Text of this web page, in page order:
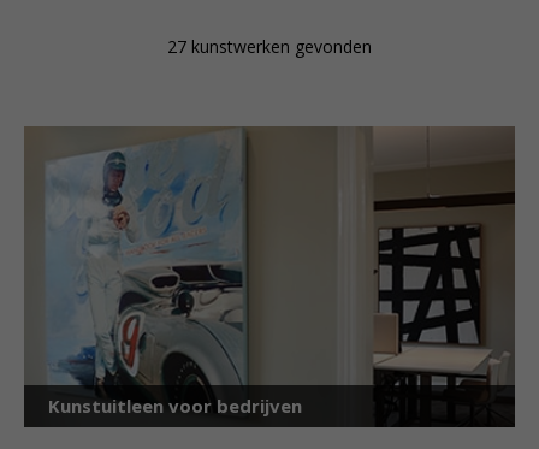
27 kunstwerken gevonden
Kunstuitleen voor bedrijven